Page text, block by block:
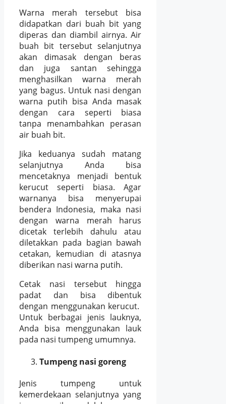
Warna merah tersebut bisa
didapatkan dari buah bit yang
diperas dan diambil airnya. Air
buah bit tersebut selanjutnya
akan dimasak dengan beras
dan juga santan sehingga
menghasilkan warna merah
yang bagus. Untuk nasi dengan
warna putih bisa Anda masak
dengan cara seperti biasa
tanpa menambahkan perasan
air buah bit.
Jika keduanya sudah matang
selanjutnya Anda bisa
mencetaknya menjadi bentuk
kerucut seperti biasa. Agar
warnanya bisa menyerupai
bendera Indonesia, maka nasi
dengan warna merah harus
dicetak terlebih dahulu atau
diletakkan pada bagian bawah
cetakan, kemudian di atasnya
diberikan nasi warna putih.
Cetak nasi tersebut hingga
padat dan bisa dibentuk
dengan menggunakan kerucut.
Untuk berbagai jenis lauknya,
Anda bisa menggunakan lauk
pada nasi tumpeng umumnya.
Tumpeng nasi goreng
Jenis tumpeng untuk
kemerdekaan selanjutnya yang